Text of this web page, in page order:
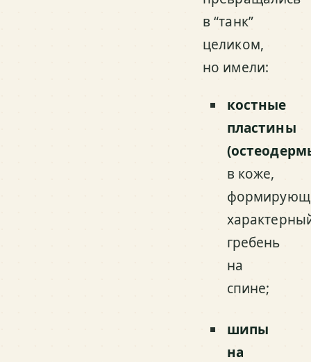
в “танк”
целиком,
но имели:
костные
пластины
в коже,
гребень
на
спине;
шипы
на